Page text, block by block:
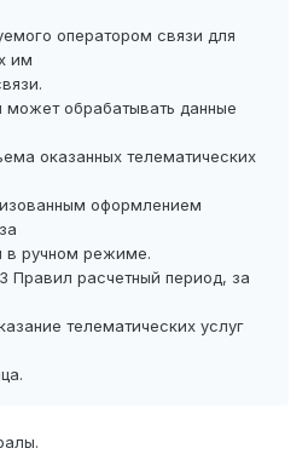
оператором связи для
им
может обрабатывать данные
оказанных телематических
оформлением
в ручном режиме.
Правил расчетный период, за
телематических услуг